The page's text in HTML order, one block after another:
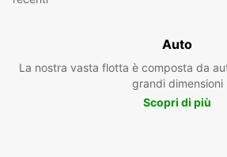
Auto
La nostra vasta flotta è composta da
grandi dimensioni
Scopri di più